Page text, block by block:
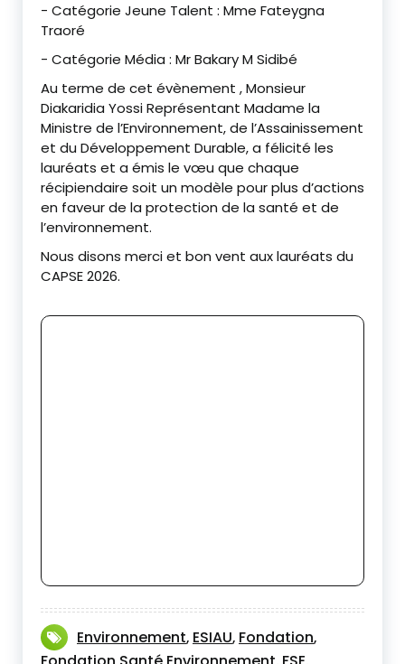
‎- Catégorie Jeune Talent : Mme Fateygna
Traoré
‎- Catégorie Média : Mr Bakary M Sidibé
‎Au terme de cet évènement , Monsieur
Diakaridia Yossi Représentant Madame la
Ministre de l’Environnement, de l’Assainissement
et du Développement Durable, a félicité les
lauréats et a émis le vœu que chaque
récipiendaire soit un modèle pour plus d’actions
en faveur de la protection de la santé et de
l’environnement.
‎Nous disons merci et bon vent aux lauréats du
CAPSE 2026.
Environnement, ESIAU, Fondation,